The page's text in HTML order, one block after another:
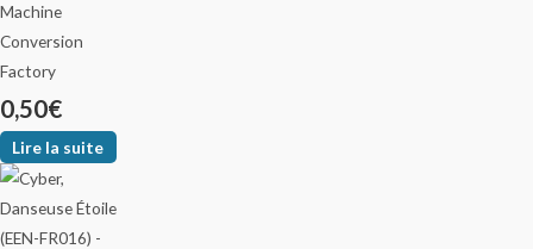
Machine
Conversion
Factory
0,50€
Lire la suite